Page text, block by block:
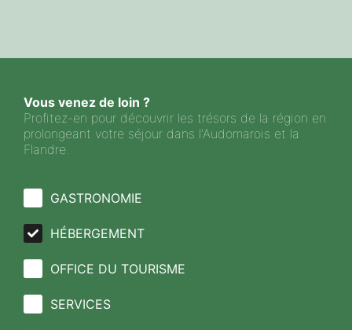
Vous venez de loin ?
Profitez-en pour découvrir les trésors de la région en
prolongeant votre séjour dans l'Audomarois et la
Flandre.
GASTRONOMIE
HÉBERGEMENT
OFFICE DU TOURISME
SERVICES